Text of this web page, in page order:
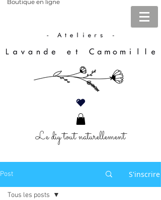
Boutique en ligne
Le diy tout naturellement
Post S'inscrire
Tous les posts